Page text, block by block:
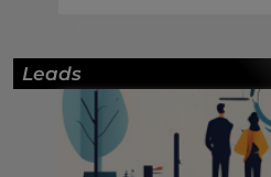
Leads